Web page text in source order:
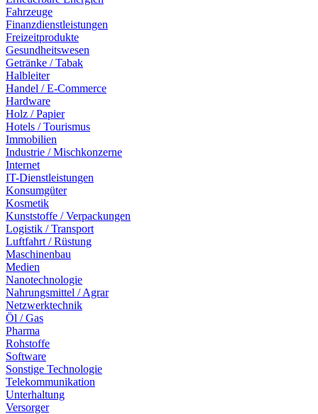
Fahrzeuge
Finanzdienstleistungen
Freizeitprodukte
Gesundheitswesen
Getränke / Tabak
Halbleiter
Handel / E-Commerce
Hardware
Holz / Papier
Hotels / Tourismus
Immobilien
Industrie / Mischkonzerne
Internet
IT-Dienstleistungen
Konsumgüter
Kosmetik
Kunststoffe / Verpackungen
Logistik / Transport
Luftfahrt / Rüstung
Maschinenbau
Medien
Nanotechnologie
Nahrungsmittel / Agrar
Netzwerktechnik
Öl / Gas
Pharma
Rohstoffe
Software
Sonstige Technologie
Telekommunikation
Unterhaltung
Versorger